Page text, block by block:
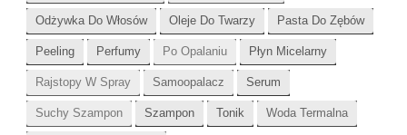
Odżywka Do Włosów Oleje Do Twarzy Pasta Do Zębów
Peeling Perfumy Po Opalaniu Płyn Micelarny
Rajstopy W Spray Samoopalacz Serum
Suchy Szampon Szampon Tonik Woda Termalna